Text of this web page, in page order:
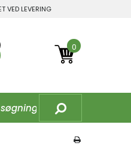
VED LEVERING
0